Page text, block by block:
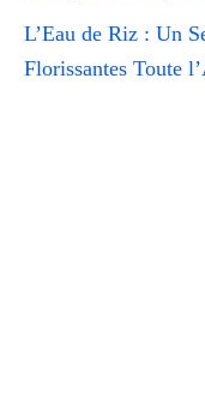
L’Eau de Riz : Un
Florissantes Toute